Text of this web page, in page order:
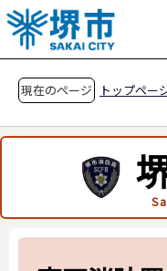
こ
の
ペ
の
で
現在のページ トップペー
消防局の紹介
高石消防署